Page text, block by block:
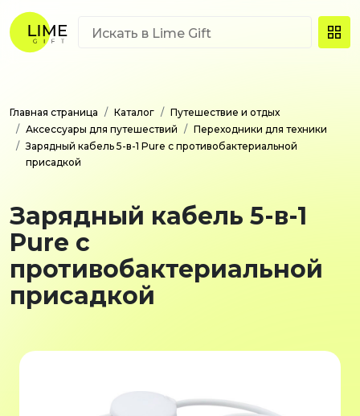
Главная страница Каталог
Путешествие и отдых
Аксессуары для путешествий
Переходники для техники
Зарядный кабель 5-в-1 Pure с противобактериальной
присадкой
Зарядный кабель 5-в-1
Pure с
противобактериальной
присадкой